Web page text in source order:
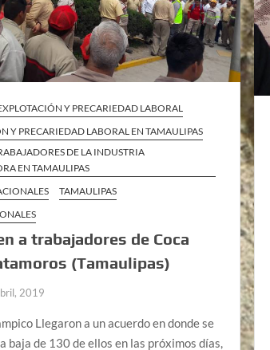
Y PRECARIEDAD LABORAL
Y PRECARIEDAD LABORAL EN TAMAULIPAS
DE LA INDUSTRIA
EN TAMAULIPAS
TAMAULIPAS
a trabajadores de Coca
(Tamaulipas)
2019
Llegaron a un acuerdo en donde se
baja de 130 de ellos en las próximos días,